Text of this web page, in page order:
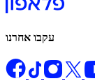
עקבו אחרנו